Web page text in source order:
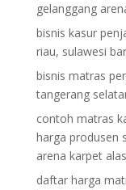
gelanggang
bisnis kasur
riau, sulawesi
bisnis matras
tangerang
contoh matras
harga produsen
arena karpet alas
daftar harga